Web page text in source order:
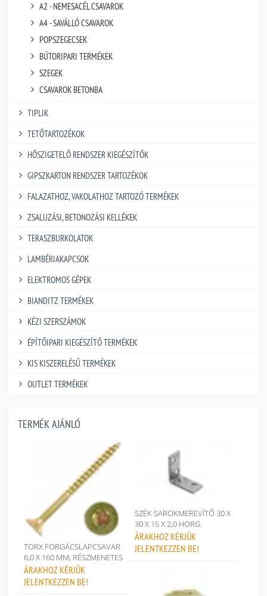
A2 - NEMESACÉL CSAVAROK
A4 - SAVÁLLÓ CSAVAROK
POPSZEGECSEK
BÚTORIPARI TERMÉKEK
SZEGEK
CSAVAROK BETONBA
TIPLIK
TETŐTARTOZÉKOK
HŐSZIGETELŐ RENDSZER KIEGÉSZÍTŐK
GIPSZKARTON RENDSZER TARTOZÉKOK
FALAZATHOZ, VAKOLATHOZ TARTOZÓ TERMÉKEK
ZSALUZÁSI, BETONOZÁSI KELLÉKEK
TERASZBURKOLATOK
LAMBÉRIAKAPCSOK
ELEKTROMOS GÉPEK
BIANDITZ TERMÉKEK
KÉZI SZERSZÁMOK
ÉPÍTŐIPARI KIEGÉSZÍTŐ TERMÉKEK
KIS KISZERELÉSŰ TERMÉKEK
OUTLET TERMÉKEK
TERMÉK AJÁNLÓ
TORX FORGÁCSLAPCSAVAR
6,0 X 160 MM, RÉSZMENETES
ÁRAKHOZ KÉRJÜK
JELENTKEZZEN BE!
SZÉK SAROKMEREVÍTŐ 30 X
30 X 15 X 2,0 HORG.
ÁRAKHOZ KÉRJÜK
JELENTKEZZEN BE!